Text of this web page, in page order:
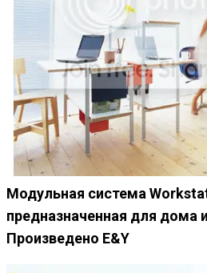
Модульная система
предназначенная для дома
Произведено E&Y